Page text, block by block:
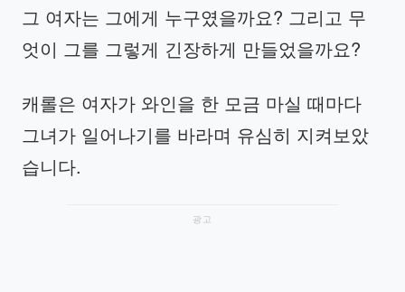
그 여자는 그에게 누구였을까요? 그리고 무
엇이 그를 그렇게 긴장하게 만들었을까요?
캐롤은 여자가 와인을 한 모금 마실 때마다
그녀가 일어나기를 바라며 유심히 지켜보았
습니다.
광고